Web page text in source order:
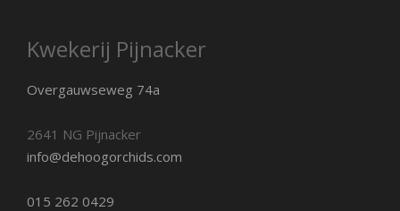
Kwekerij Pijnacker
Overgauwseweg 74a
2641 NG Pijnacker
info@dehoogorchids.com
015 262 0429